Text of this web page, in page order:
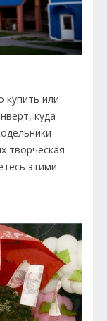
купить или
куда
творческая
этими